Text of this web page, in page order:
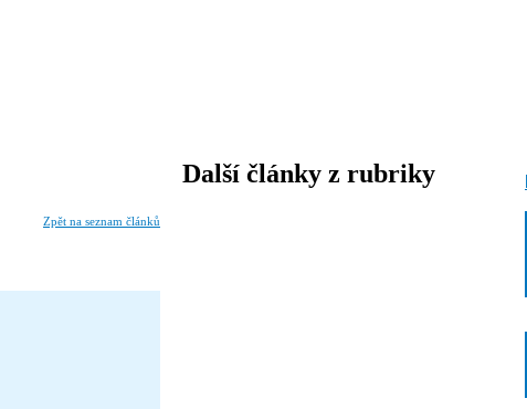
Zpět na seznam článků
Další články z rubriky